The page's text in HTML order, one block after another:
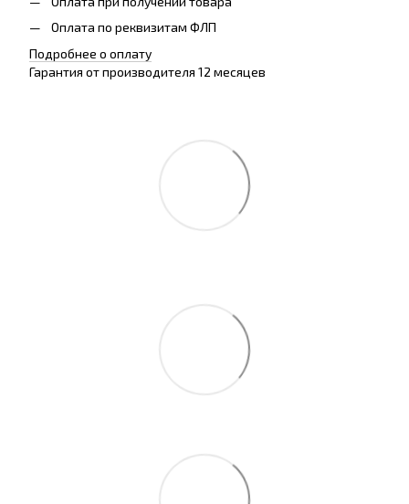
Оплата по реквизитам ФЛП
Подробнее о оплату
Гарантия от производителя 12 месяцев